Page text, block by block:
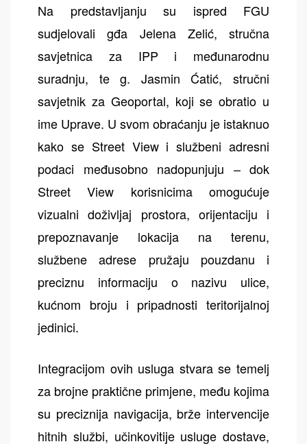
Na predstavljanju su ispred FGU
sudjelovali gđa Jelena Zelić, stručna
savjetnica za IPP i međunarodnu
suradnju, te g. Jasmin Ćatić, stručni
savjetnik za Geoportal, koji se obratio u
ime Uprave. U svom obraćanju je istaknuo
kako se Street View i službeni adresni
podaci međusobno nadopunjuju – dok
Street View korisnicima omogućuje
vizualni doživljaj prostora, orijentaciju i
prepoznavanje lokacija na terenu,
službene adrese pružaju pouzdanu i
preciznu informaciju o nazivu ulice,
kućnom broju i pripadnosti teritorijalnoj
jedinici.
Integracijom ovih usluga stvara se temelj
za brojne praktične primjene, među kojima
su preciznija navigacija, brže intervencije
hitnih službi, učinkovitije usluge dostave,